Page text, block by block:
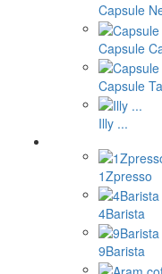
Capsule
Capsule
Capsule
Illy ...
1Zpresso
4Barista
9Barista